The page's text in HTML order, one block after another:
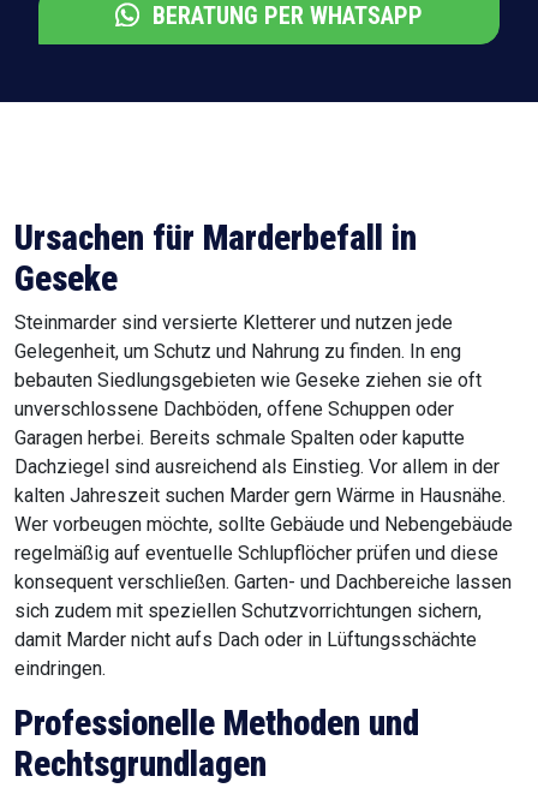
BERATUNG PER WHATSAPP
Ursachen für Marderbefall in
Geseke
Steinmarder sind versierte Kletterer und nutzen jede
Gelegenheit, um Schutz und Nahrung zu finden. In eng
bebauten Siedlungsgebieten wie Geseke ziehen sie oft
unverschlossene Dachböden, offene Schuppen oder
Garagen herbei. Bereits schmale Spalten oder kaputte
Dachziegel sind ausreichend als Einstieg. Vor allem in der
kalten Jahreszeit suchen Marder gern Wärme in Hausnähe.
Wer vorbeugen möchte, sollte Gebäude und Nebengebäude
regelmäßig auf eventuelle Schlupflöcher prüfen und diese
konsequent verschließen. Garten- und Dachbereiche lassen
sich zudem mit speziellen Schutzvorrichtungen sichern,
damit Marder nicht aufs Dach oder in Lüftungsschächte
eindringen.
Professionelle Methoden und
Rechtsgrundlagen